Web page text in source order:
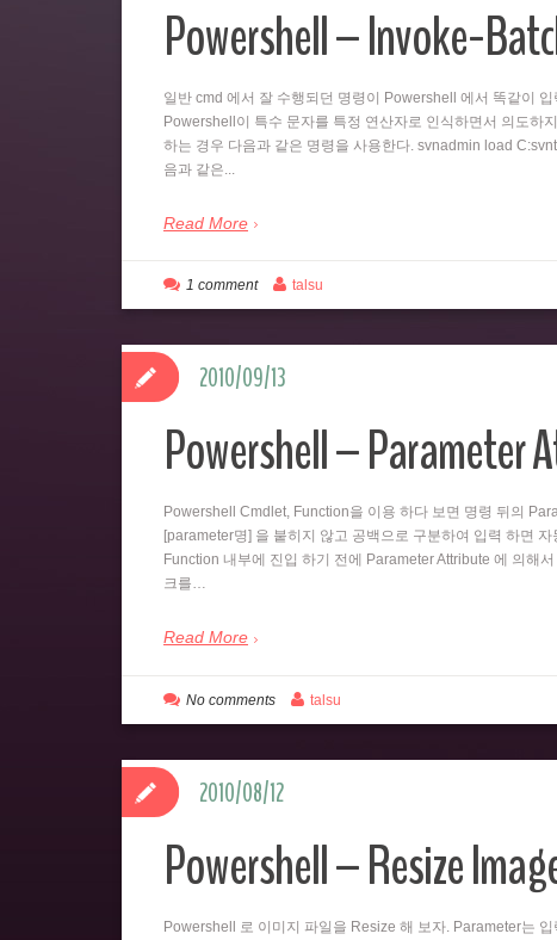
Powershell – Invoke-
일반 cmd 에서 잘 수행되던 명령이 Powershell 에서 똑같이
Powershell이 특수 문자를 특정 연산자로 인식하면서 의도하
하는 경우 다음과 같은 명령을 사용한다. svnadmin load
음과 같은...
Read More
1 comment talsu
Powershell – Parameter
Powershell Cmdlet, Function을 이용 하다 보면 명령 뒤의
[parameter명] 을 붙히지 않고 공백으로 구분하여 입력 하면
Function 내부에 진입 하기 전에 Parameter Attribute 에 의해
크를…
Read More
2010/09/13
No comments talsu
Powershell – Resize
Powershell 로 이미지 파일을 Resize 해 보자. Parameter는
2010/08/12